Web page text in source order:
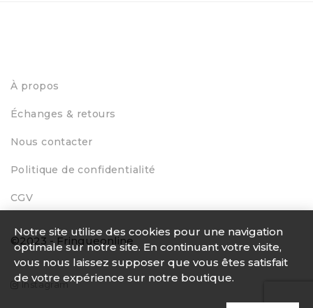
À propos
Échanges & retours
Nous contacter
Politique de confidentialité
CGV
©2023 - Fringueonline
Instagram
Notre site utilise des cookies pour une navigation
optimale sur notre site. En continuant votre visite,
vous nous laissez supposer que vous êtes satisfait
de votre expérience sur notre boutique.